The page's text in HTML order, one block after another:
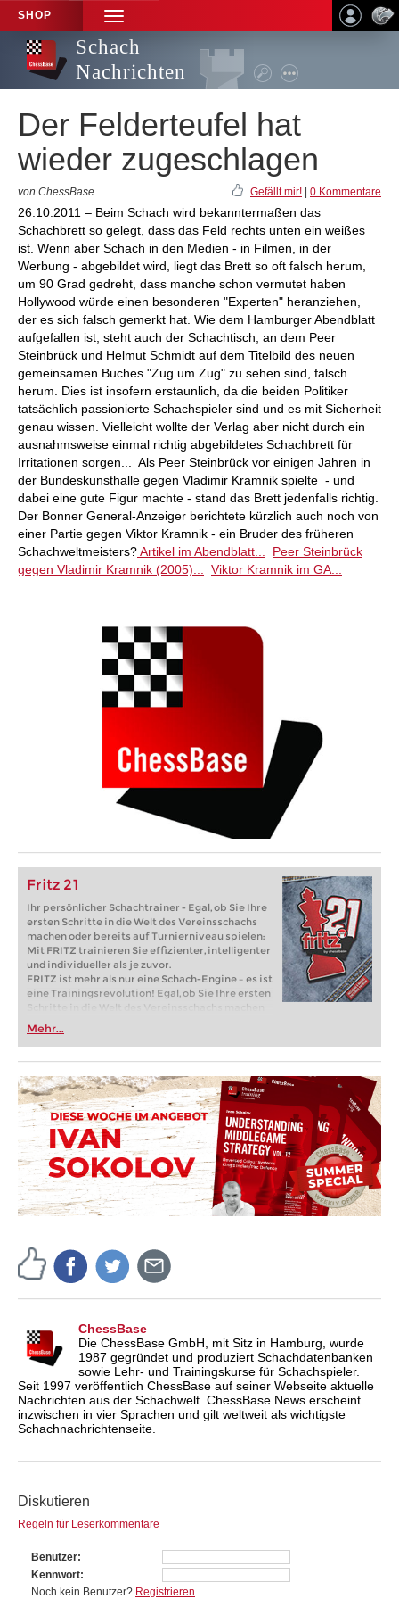
SHOP
TOGGLE
NAVIGATION
Schach
Nachrichten
Der Felderteufel hat
wieder zugeschlagen
von ChessBase Gefällt mir! 0 Kommentare
26.10.2011 – Beim Schach wird bekanntermaßen das
Schachbrett so gelegt, dass das Feld rechts unten ein weißes
ist. Wenn aber Schach in den Medien - in Filmen, in der
Werbung - abgebildet wird, liegt das Brett so oft falsch herum,
um 90 Grad gedreht, dass manche schon vermutet haben
Hollywood würde einen besonderen "Experten" heranziehen,
der es sich falsch gemerkt hat. Wie dem Hamburger Abendblatt
aufgefallen ist, steht auch der Schachtisch, an dem Peer
Steinbrück und Helmut Schmidt auf dem Titelbild des neuen
gemeinsamen Buches "Zug um Zug" zu sehen sind, falsch
herum. Dies ist insofern erstaunlich, da die beiden Politiker
tatsächlich passionierte Schachspieler sind und es mit Sicherheit
genau wissen. Vielleicht wollte der Verlag aber nicht durch ein
ausnahmsweise einmal richtig abgebildetes Schachbrett für
Irritationen sorgen... Als Peer Steinbrück vor einigen Jahren in
der Bundeskunsthalle gegen Vladimir Kramnik spielte - und
dabei eine gute Figur machte - stand das Brett jedenfalls richtig.
Der Bonner General-Anzeiger berichtete kürzlich auch noch von
einer Partie gegen Viktor Kramnik - ein Bruder des früheren
Schachweltmeisters?Artikel im Abendblatt...
Peer Steinbrück
gegen Vladimir Kramnik (2005)...
Viktor Kramnik im GA...
Fritz 21
Ihr persönlicher Schachtrainer - Egal, ob Sie Ihre
ersten Schritte in die Welt des Vereinsschachs
machen oder bereits auf Turnierniveau spielen:
Mit FRITZ trainieren Sie effizienter, intelligenter
und individueller als je zuvor.
FRITZ ist mehr als nur eine Schach-Engine – es ist
eine Trainingsrevolution! Egal, ob Sie Ihre ersten
Schritte in die Welt des Vereinsschachs machen
oder bereits auf Turnierniveau spielen: Mit
FRITZ trainieren Sie effizienter, intelligenter und
individueller als je zuvor.
Mehr...
ChessBase
Die ChessBase GmbH, mit Sitz in Hamburg, wurde
1987 gegründet und produziert Schachdatenbanken
sowie Lehr- und Trainingskurse für Schachspieler.
Seit 1997 veröffentlich ChessBase auf seiner Webseite aktuelle
Nachrichten aus der Schachwelt. ChessBase News erscheint
inzwischen in vier Sprachen und gilt weltweit als wichtigste
Schachnachrichtenseite.
Diskutieren
Regeln für Leserkommentare
Benutzer
Kennwort
Noch kein Benutzer? Registrieren